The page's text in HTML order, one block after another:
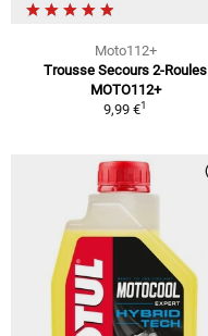
Moto112+
Trousse Secours 2-Roules
MOTO112+
9,99 €1